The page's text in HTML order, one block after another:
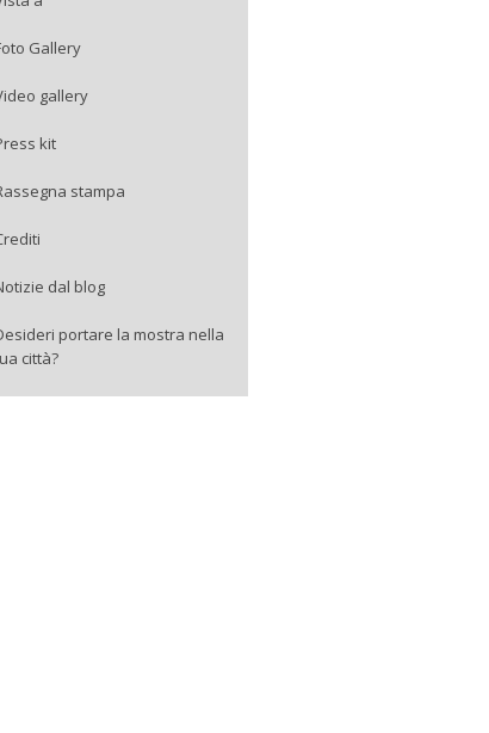
Gallery
gallery
kit
stampa
dal blog
portare la mostra nella
città?